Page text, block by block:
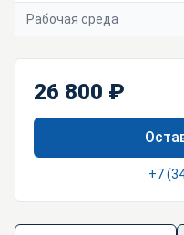
Рабочая среда
26 800 ₽
+7